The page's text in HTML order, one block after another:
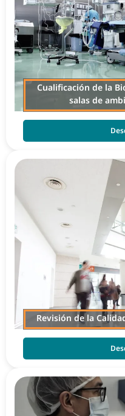
Cualificación de la
salas de
Revisión de la